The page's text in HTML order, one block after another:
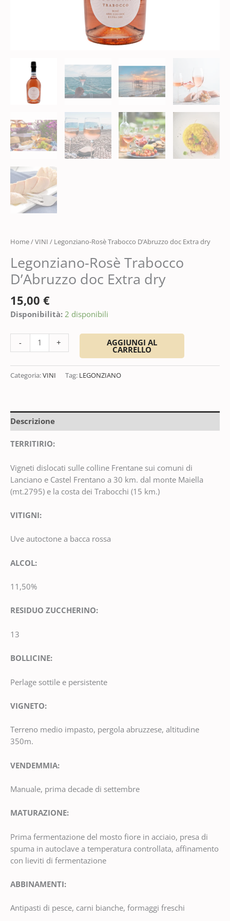
Home/VINI / Legonziano-Rosè Trabocco D’Abruzzo doc Extra dry
Legonziano-Rosè Trabocco
D’Abruzzo doc Extra dry
15,00 €
Disponibilità: 2 disponibili
- + AGGIUNGI AL
CARRELLO
Categoria:VINI Tag: LEGONZIANO
Descrizione
TERRITIRIO:
Vigneti dislocati sulle colline Frentane sui comuni di
Lanciano e Castel Frentano a 30 km. dal monte Maiella
(mt.2795) e la costa dei Trabocchi (15 km.)
VITIGNI:
Uve autoctone a bacca rossa
ALCOL:
11,50%
RESIDUO ZUCCHERINO:
13
BOLLICINE:
Perlage sottile e persistente
VIGNETO:
Terreno medio impasto, pergola abruzzese, altitudine
350m.
VENDEMMIA:
Manuale, prima decade di settembre
MATURAZIONE:
Prima fermentazione del mosto fiore in acciaio, presa di
spuma in autoclave a temperatura controllata, affinamento
con lieviti di fermentazione
ABBINAMENTI:
Antipasti di pesce, carni bianche, formaggi freschi